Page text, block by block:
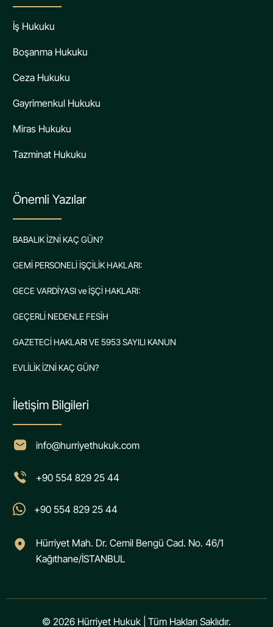
İş Hukuku
Boşanma Hukuku
Ceza Hukuku
Gayrimenkul Hukuku
Miras Hukuku
Tazminat Hukuku
Önemli Yazılar
BABALIK İZNİ KAÇ GÜN?
GEMİ PERSONELİ İŞÇİLİK HAKLARI:
GECE VARDİYASI ve İŞÇİ HAKLARI:
GEÇERLİ NEDENLE FESİH
GAZETECİ HAKLARI VE 5953 SAYILI KANUN
EVLİLİK İZNİ KAÇ GÜN?
İletişim Bilgileri
info@hurriyethukuk.com
+90 554 829 25 44
+90 554 829 25 44
Hürriyet Mah. Dr. Cemil Bengü Cad. No. 46/1
Kağıthane/İSTANBUL
© 2026 Hürriyet Hukuk | Tüm Hakları Saklıdır.